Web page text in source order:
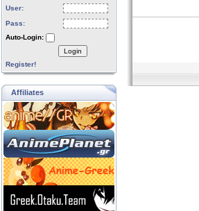
User:
Pass:
Auto-Login:
Login
Register!
Affiliates